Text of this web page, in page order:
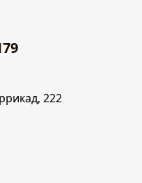
222